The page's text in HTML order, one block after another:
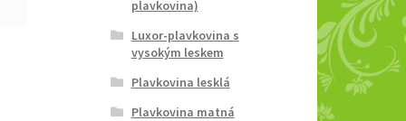
plavkovina)
Luxor-plavkovina s
vysokým leskem
Plavkovina lesklá
Plavkovina matná